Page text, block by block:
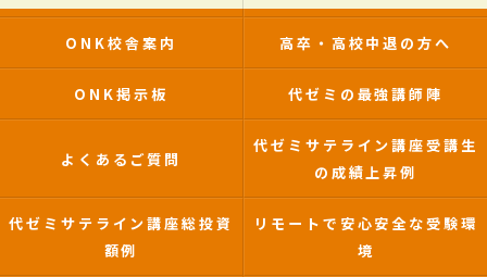
ONK校舎案内 高卒・高校中退の方へ
ONK掲示板 代ゼミの最強講師陣
よくあるご質問
代ゼミサテライン講座受講生
の成績上昇例
代ゼミサテライン講座総投資
額例
リモートで安心安全な受験環
境